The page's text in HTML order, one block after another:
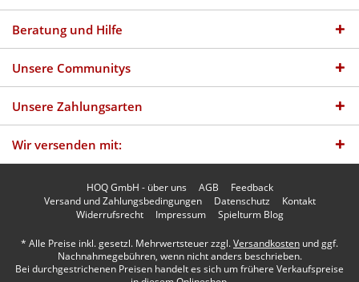
Beratung und Hilfe
Unsere Communitys
Unsere Zahlungsarten
Wir versenden mit:
HOQ GmbH - über uns AGB
Feedback
Versand und Zahlungsbedingungen
Datenschutz
Kontakt
Widerrufsrecht
Impressum Spielturm Blog
* Alle Preise inkl. gesetzl. Mehrwertsteuer zzgl.Versandkosten und ggf.
Nachnahmegebühren, wenn nicht anders beschrieben.
Bei durchgestrichenen Preisen handelt es sich um frühere Verkaufspreise